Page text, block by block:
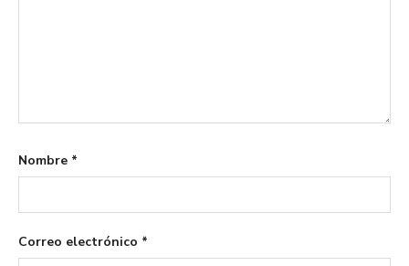
Nombre *
Correo electrónico *